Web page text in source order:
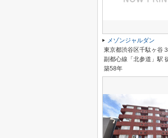
メゾンジャルダン
東京都渋谷区千駄ヶ谷
副都心線「北参道」駅
築58年